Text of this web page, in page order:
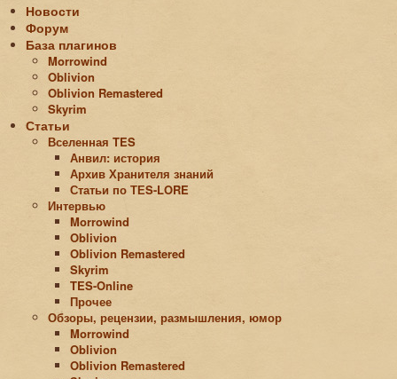
Новости
Форум
База плагинов
Morrowind
Oblivion
Oblivion Remastered
Skyrim
Статьи
Вселенная TES
Анвил: история
Архив Хранителя знаний
Статьи по ТЕS-LORE
Интервью
Morrowind
Oblivion
Oblivion Remastered
Skyrim
TES-Online
Прочее
Обзоры, рецензии, размышления, юмор
Morrowind
Oblivion
Oblivion Remastered